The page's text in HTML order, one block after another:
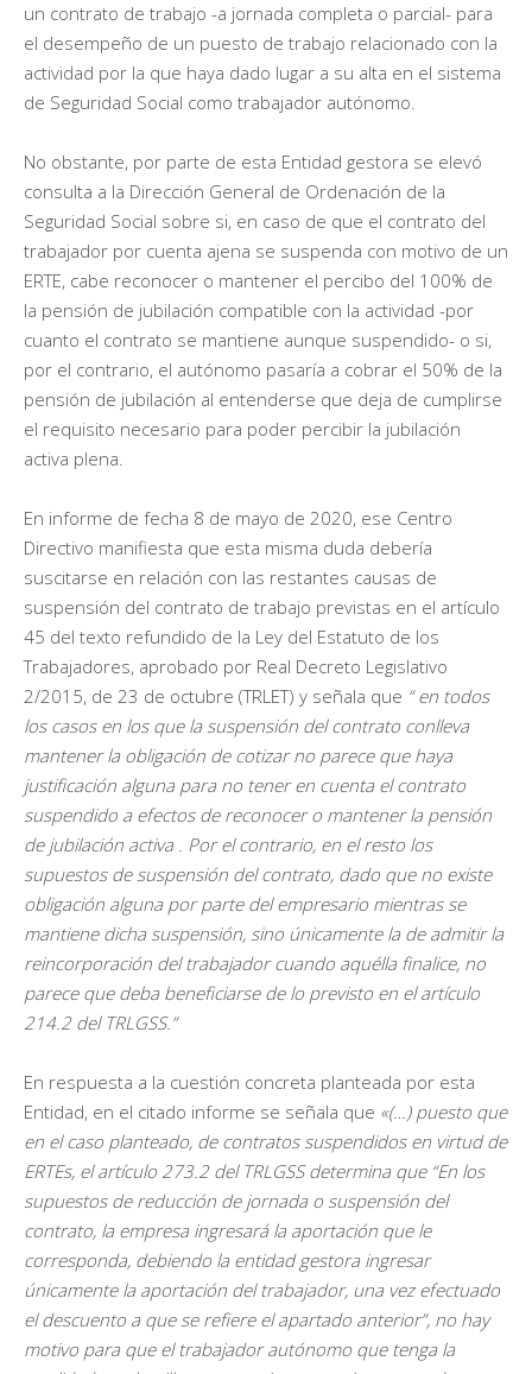
un contrato de trabajo -a jornada completa o parcial- para
el desempeño de un puesto de trabajo relacionado con la
actividad por la que haya dado lugar a su alta en el sistema
de Seguridad Social como trabajador autónomo.
No obstante, por parte de esta Entidad gestora se elevó
consulta a la Dirección General de Ordenación de la
Seguridad Social sobre si, en caso de que el contrato del
trabajador por cuenta ajena se suspenda con motivo de un
ERTE, cabe reconocer o mantener el percibo del 100% de
la pensión de jubilación compatible con la actividad -por
cuanto el contrato se mantiene aunque suspendido- o si,
por el contrario, el autónomo pasaría a cobrar el 50% de la
pensión de jubilación al entenderse que deja de cumplirse
el requisito necesario para poder percibir la jubilación
activa plena.
En informe de fecha 8 de mayo de 2020, ese Centro
Directivo manifiesta que esta misma duda debería
suscitarse en relación con las restantes causas de
suspensión del contrato de trabajo previstas en el artículo
45 del texto refundido de la Ley del Estatuto de los
Trabajadores, aprobado por Real Decreto Legislativo
2/2015, de 23 de octubre (TRLET) y señala que “ en todos
los casos en los que la suspensión del contrato conlleva
mantener la obligación de cotizar no parece que haya
justificación alguna para no tener en cuenta el contrato
suspendido a efectos de reconocer o mantener la pensión
de jubilación activa . Por el contrario, en el resto los
supuestos de suspensión del contrato, dado que no existe
obligación alguna por parte del empresario mientras se
mantiene dicha suspensión, sino únicamente la de admitir la
reincorporación del trabajador cuando aquélla finalice, no
parece que deba beneficiarse de lo previsto en el artículo
214.2 del TRLGSS.”
En respuesta a la cuestión concreta planteada por esta
Entidad, en el citado informe se señala que «(…) puesto que
en el caso planteado, de contratos suspendidos en virtud de
ERTEs, el artículo 273.2 del TRLGSS determina que “En los
supuestos de reducción de jornada o suspensión del
contrato, la empresa ingresará la aportación que le
corresponda, debiendo la entidad gestora ingresar
únicamente la aportación del trabajador, una vez efectuado
el descuento a que se refiere el apartado anterior”, no hay
motivo para que el trabajador autónomo que tenga la